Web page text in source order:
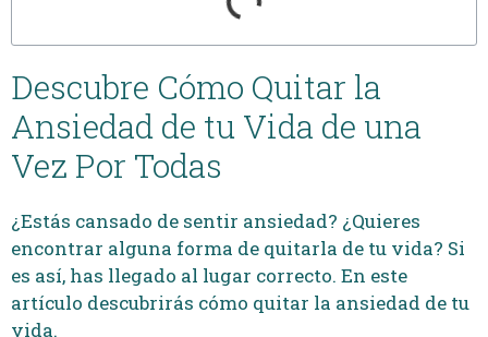
Descubre Cómo Quitar la
Ansiedad de tu Vida de una
Vez Por Todas
¿Estás cansado de sentir ansiedad? ¿Quieres
encontrar alguna forma de quitarla de tu vida? Si
es así, has llegado al lugar correcto. En este
artículo descubrirás cómo quitar la ansiedad de tu
vida.